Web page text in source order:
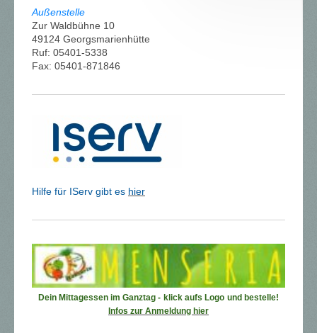
Außenstelle
Zur Waldbühne 10
49124 Georgsmarienhütte
Ruf: 05401-5338
Fax: 05401-871846
Hilfe für IServ gibt es hier
Dein Mittagessen im Ganztag - klick aufs Logo und bestelle!
Infos zur Anmeldung hier